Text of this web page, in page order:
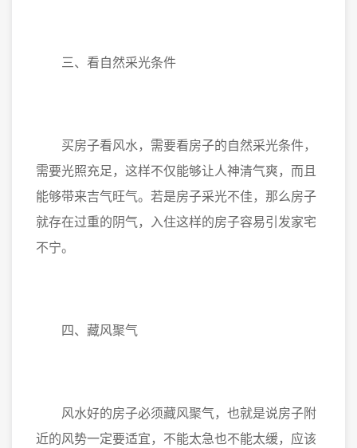
三、看自然采光条件
买房子看风水，需要看房子的自然采光条件，
需要光照充足，这样不仅能够让人神清气爽，而且
能够带来吉气旺气。若是房子采光不佳，那么房子
就存在过重的阴气，入住这样的房子容易引发家宅
不宁。
四、藏风聚气
风水好的房子必须藏风聚气，也就是说房子附
近的风势一定要适宜，不能太急也不能太缓，应该